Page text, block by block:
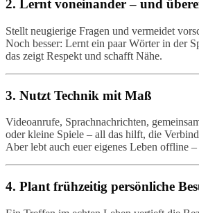
2. Lernt voneinander – und
Stellt neugierige Fragen und vermeidet
Noch besser: Lernt ein paar Wörter in der
das zeigt Respekt und schafft Nähe.
3. Nutzt Technik mit Maß
Videoanrufe, Sprachnachrichten,
oder kleine Spiele – all das hilft, die
Aber lebt auch euer eigenes Leben offline
4. Plant frühzeitig persönliche